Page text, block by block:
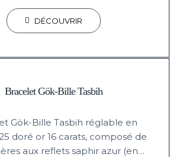
DÉCOUVRIR
Bracelet Gök-Bille Tasbih
Gök-Bille Tasbih réglable en
doré or 16 carats, composé de
aux reflets saphir azur (en…